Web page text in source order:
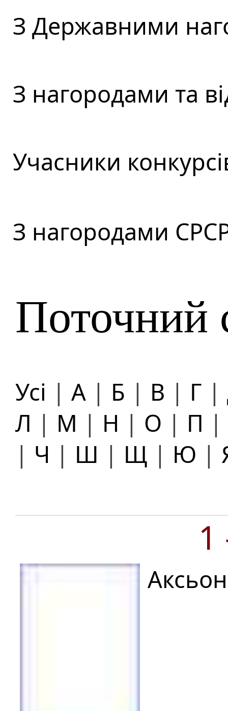
З Державними
З нагородами та
Учасники
З нагородами
Поточний
Усі | А | Б | В | Г |
Л | М | Н | О | П |
| Ч | Ш | Щ | Ю |